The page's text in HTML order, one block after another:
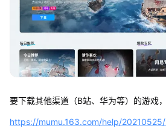
要下载其他渠道（B站、华为等）的游戏
https://mumu.163.com/help/